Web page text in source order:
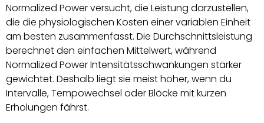
Normalized Power versucht, die Leistung darzustellen,
die die physiologischen Kosten einer variablen Einheit
am besten zusammenfasst. Die Durchschnittsleistung
berechnet den einfachen Mittelwert, während
Normalized Power Intensitätsschwankungen stärker
gewichtet. Deshalb liegt sie meist höher, wenn du
Intervalle, Tempowechsel oder Blöcke mit kurzen
Erholungen fährst.